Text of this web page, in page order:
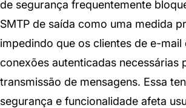
de segurança frequentemente
SMTP de saída como uma medida
impedindo que os clientes de e-mail
conexões autenticadas necessárias
transmissão de mensagens. Essa
segurança e funcionalidade afeta